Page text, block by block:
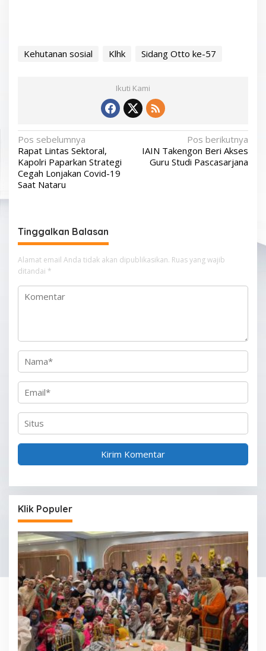
Kehutanan sosial Klhk Sidang Otto ke-57
Ikuti Kami
N
a
v
i
a
s
i
p
o
Pos sebelumnya
Rapat Lintas Sektoral,
Kapolri Paparkan Strategi
Cegah Lonjakan Covid-19
Saat Nataru
Pos berikutnya
IAIN Takengon Beri Akses
Guru Studi Pascasarjana
Tinggalkan Balasan
Alamat email Anda tidak akan dipublikasikan. Ruas yang wajib
ditandai *
Klik Populer